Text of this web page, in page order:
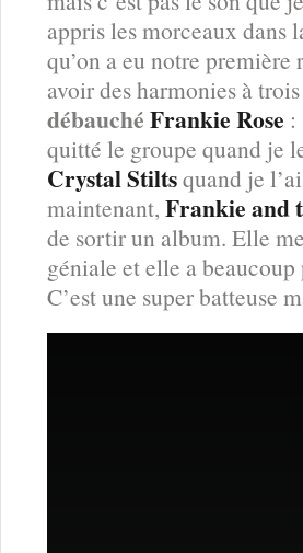
appris les morceaux dans
qu’on a eu notre première
avoir des harmonies à
débauchéFrankie Rose :
quitté le groupe quand je
Crystal Stiltsquand je
maintenant, Frankie and
de sortir un album. Elle
géniale et elle a
C’est une super batteuse